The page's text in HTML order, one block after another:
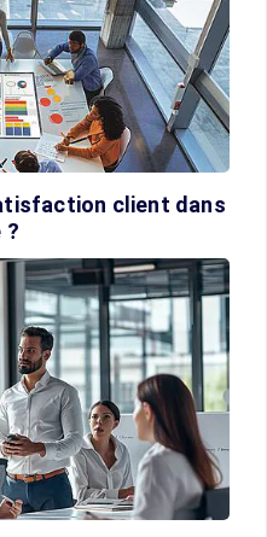
client dans
?